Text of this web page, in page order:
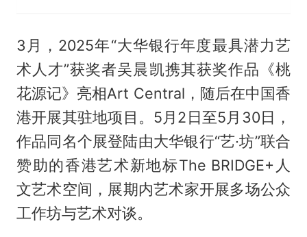
3月，2025年“大华银行年度最具潜力艺
术人才”获奖者吴晨凯携其获奖作品《桃
花源记》亮相Art Central，随后在中国香
港开展其驻地项目。5月2日至5月30日，
作品同名个展登陆由大华银行“艺·坊”联合
赞助的香港艺术新地标The BRIDGE+人
文艺术空间，展期内艺术家开展多场公众
工作坊与艺术对谈。